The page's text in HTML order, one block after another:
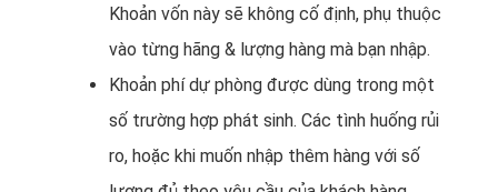
Khoản vốn này sẽ không cố định, phụ thuộc
vào từng hãng & lượng hàng mà bạn nhập.
Khoản phí dự phòng được dùng trong một
số trường hợp phát sinh. Các tình huống rủi
ro, hoặc khi muốn nhập thêm hàng với số